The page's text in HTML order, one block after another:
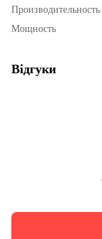
Производительность
Мощность
Відгуки